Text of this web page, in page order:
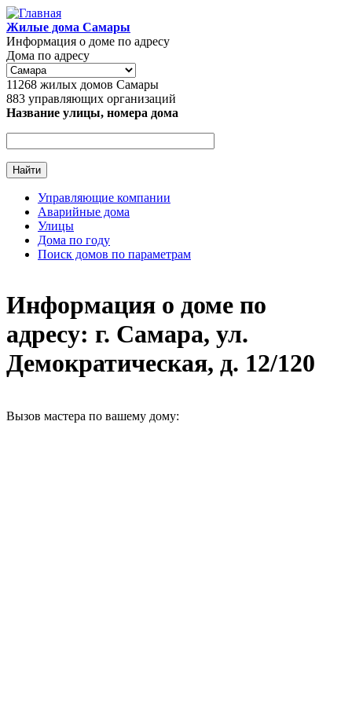
Перейти к основному содержанию
Жилые дома Самары
Информация о доме по адресу
Дома по адресу
11268 жилых домов Самары
883 управляющих организаций
Название улицы, номера дома
Главное меню
Управляющие компании
Аварийные дома
Улицы
Дома по году
Поиск домов по параметрам
Информация о доме по
адресу: г. Самара, ул.
Демократическая, д. 12/120
Вызов мастера по вашему дому: